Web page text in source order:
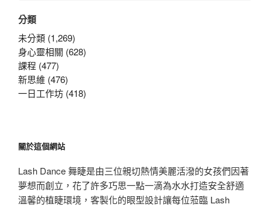
鍵
字:
分類
未分類 (1,269)
身心靈相關 (628)
課程 (477)
新思維 (476)
一日工作坊 (418)
關於這個網站
Lash Dance 舞睫是由三位親切熱情美麗活潑的女孩們因著
夢想而創立，花了許多巧思一點一滴為水水打造安全舒適
溫馨的植睫環境，客製化的眼型設計讓每位蒞臨 Lash